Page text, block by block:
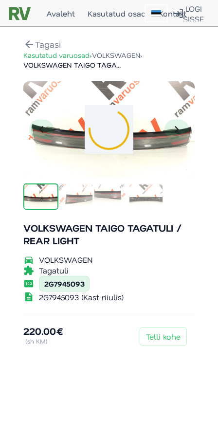
Avaleht Kasutatud osad KontaktLOGI
SISSE
arrow_backTagasi
Kasutatud varuosad›VOLKSWAGEN›
VOLKSWAGEN TAIGO TAGATULI / REAR LIGHT
chevron_left chevron_right
VOLKSWAGEN TAIGO TAGATULI /
REAR LIGHT
directions_car VOLKSWAGEN
extension Tagatuli
pin 2G7945093
description 2G7945093 (Kast riiulis)
220.00€
(sh KM) Telli kohe